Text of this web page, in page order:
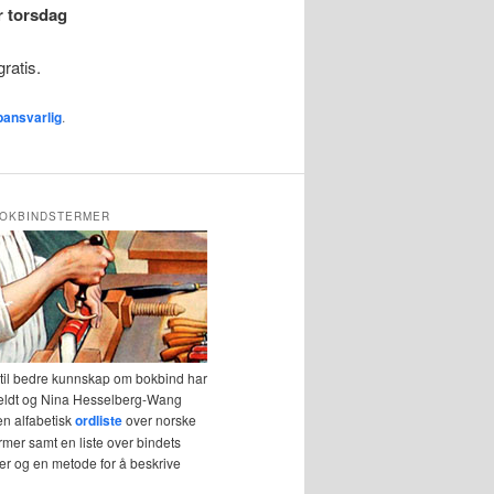
torsdag
.
bedre kunnskap om bokbind har
og Nina Hesselberg-Wang
alfabetiskordlisteover norske
samt en liste over bindets
og en metode for å beskrive